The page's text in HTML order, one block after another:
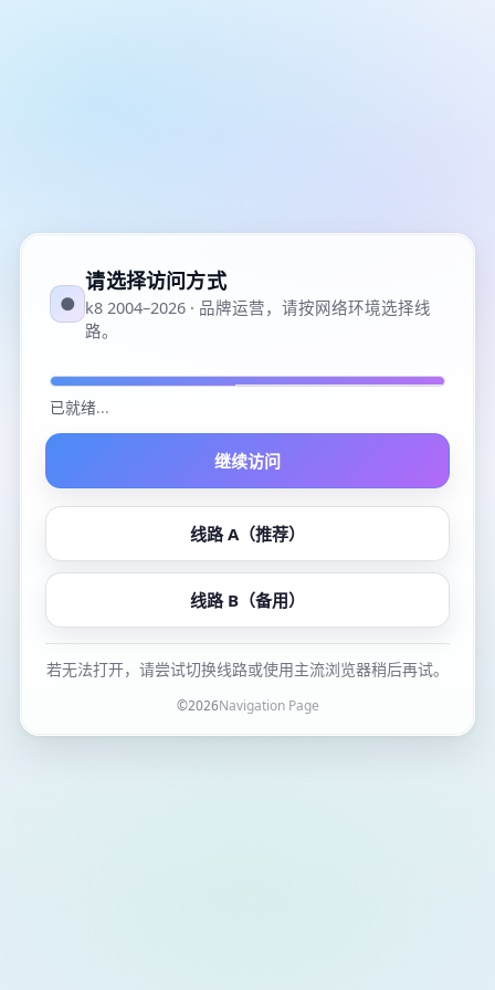
●
请选择访问方式
k8 2004–2026 · 品牌运营，请按网络环境选择线
路。
已就绪...
继续访问
线路 A（推荐）
线路 B（备用）
若无法打开，请尝试切换线路或使用主流浏览器稍后再试。
©2026Navigation Page